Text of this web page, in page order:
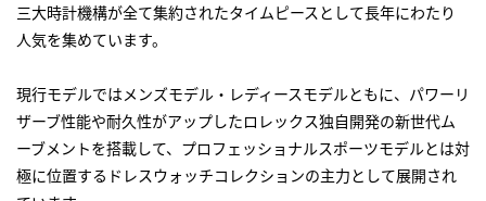
三大時計機構が全て集約されたタイムピースとして長年にわたり
人気を集めています。
現行モデルではメンズモデル・レディースモデルともに、パワーリ
ザーブ性能や耐久性がアップしたロレックス独自開発の新世代ム
ーブメントを搭載して、プロフェッショナルスポーツモデルとは対
極に位置するドレスウォッチコレクションの主力として展開され